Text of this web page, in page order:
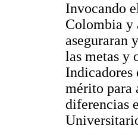
Invocando
Colombia y
aseguraran
las metas y
Indicadores
mérito para
diferencias